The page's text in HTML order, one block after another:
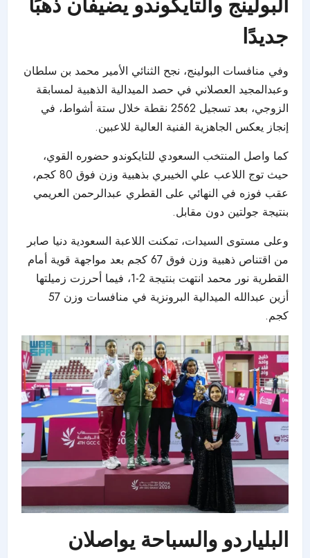
جديدًا
وفي منافسات البولينج، نجح الثنائي الأمير محمد بن سلطان
وعبدالمجيد العصلاني في حصد الميدالية الذهبية لمسابقة
الزوجي، بعد تسجيل 2562 نقطة خلال ستة أشواط، في
إنجاز يعكس الجاهزية الفنية العالية للاعبين.
كما واصل المنتخب السعودي للتايكوندو حضوره القوي،
حيث توج اللاعب علي الخيبري بذهبية وزن فوق 80 كجم،
عقب فوزه في النهائي على القطري عبدالرحمن العريمي
بنتيجة جولتين دون مقابل.
وعلى مستوى السيدات، تمكنت اللاعبة السعودية دنيا صابر
من اقتناص ذهبية وزن فوق 67 كجم بعد مواجهة قوية أمام
القطرية نور محمد انتهت بنتيجة 2-1، فيما أحرزت زميلتها
أزين عبدالله الميدالية البرونزية في منافسات وزن 57
كجم.
البلياردو والسباحة يواصلان